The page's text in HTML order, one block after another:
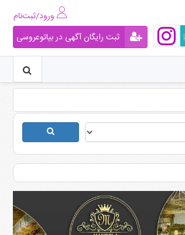
ثبت رایگان آگهی در بیاتوعروسی